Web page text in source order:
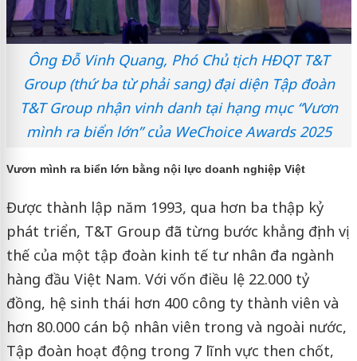
Ông Đỗ Vinh Quang, Phó Chủ tịch HĐQT T&T
Group (thứ ba từ phải sang) đại diện Tập đoàn
T&T Group nhận vinh danh tại hạng mục “Vươn
mình ra biển lớn” của WeChoice Awards 2025
Vươn mình ra biển lớn bằng nội lực doanh nghiệp Việt
Được thành lập năm 1993, qua hơn ba thập kỷ
phát triển, T&T Group đã từng bước khẳng định vị
thế của một tập đoàn kinh tế tư nhân đa ngành
hàng đầu Việt Nam. Với vốn điều lệ 22.000 tỷ
đồng, hệ sinh thái hơn 400 công ty thành viên và
hơn 80.000 cán bộ nhân viên trong và ngoài nước,
Tập đoàn hoạt động trong 7 lĩnh vực then chốt,